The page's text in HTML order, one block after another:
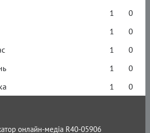
1
0
1
0
1
0
1
0
1 0
онлайн-медіа R40-05906